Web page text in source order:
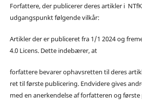
Forfattere, der publicerer deres artikler i
udgangspunkt følgende vilkår:
Artikler der er publiceret fra 1/1 2024 og
4.0 Licens. Dette indebærer, at
forfattere bevarer ophavsretten til deres
ret til første publicering. Endvidere gives
med en anerkendelse af forfatteren og første